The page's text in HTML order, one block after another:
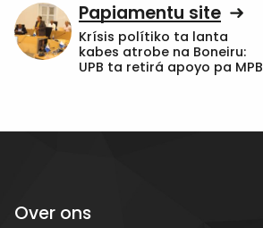
Papiamentu site
Krísis polítiko ta lanta
kabes atrobe na Boneiru:
UPB ta retirá apoyo pa MPB
Over ons